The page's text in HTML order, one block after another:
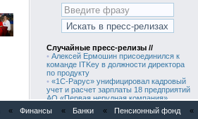
Случайные пресс-релизы //
• Алексей Ермошин присоединился к
команде ITKey в должности директора
по продукту
• «1С-Рарус» унифицировал кадровый
учет и расчет зарплаты 18 предприятий
АО «Первая нерудная компания»
Итоги 9-й технической конференции
1C-RarusTechDay 2026
« Финансы « Банки « Пенсионный фонд
«